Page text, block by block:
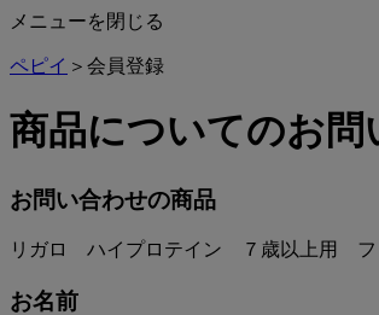
メニューを閉じる
ペピイ ＞会員登録
商品についてのお問
お問い合わせの商品
リガロ ハイプロテイン ７歳以上用 フ
お名前